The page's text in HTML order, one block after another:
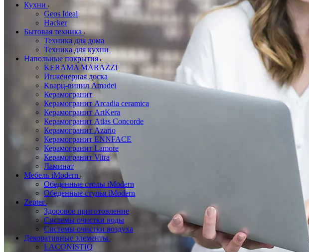
Кухни
Geos Ideal
Hacker
Бытовая техника
Техника для дома
Техника для кухни
Напольные покрытия
KERAMA MARAZZI
Инженерная доска
Кварц-винил Amadei
Керамогранит
Керамогранит Arcadia ceramica
Керамогранит ArtKera
Керамогранит Atlas Concorde
Керамогранит Azario
Керамогранит ENNFACE
Керамогранит Lamore
Керамогранит Vitra
Ламинат
Мебель iModern
Обеденные столы iModern
Обеденные стулья iModern
Zepter
Здоровое приготовление
Системы очистки воды
Системы очистки воздуха
Декоративные элементы
LACONISTIQ